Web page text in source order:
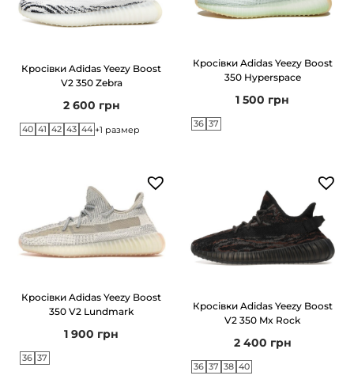
Кросівки Adidas Yeezy Boost
V2 350 Zebra
2 600 грн
40 41 42 43 44 +1 размер
Кросівки Adidas Yeezy Boost
350 Hyperspace
1 500 грн
36 37
Кросівки Adidas Yeezy Boost
350 V2 Lundmark
1 900 грн
36 37
Кросівки Adidas Yeezy Boost
V2 350 Mx Rock
2 400 грн
36 37 38 40